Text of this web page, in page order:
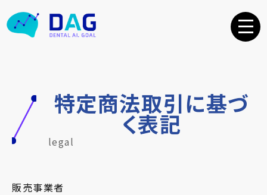
特定商法取引に基づ
く表記
legal
販売事業者